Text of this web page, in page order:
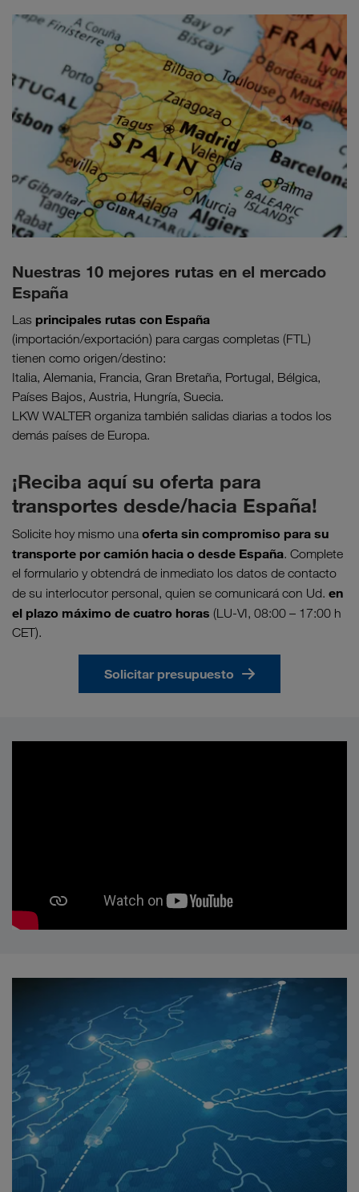
Nuestras 10 mejores rutas en el mercado
España
Las principales rutas con España
(importación/exportación) para cargas completas (FTL)
tienen como origen/destino:
Italia, Alemania, Francia, Gran Bretaña, Portugal, Bélgica,
Países Bajos, Austria, Hungría, Suecia.
LKW WALTER organiza también salidas diarias a todos los
demás países de Europa.
¡Reciba aquí su oferta para
transportes desde/hacia España!
Solicite hoy mismo una oferta sin compromiso para su
transporte por camión hacia o desde España. Complete
el formulario y obtendrá de inmediato los datos de contacto
de su interlocutor personal, quien se comunicará con Ud. en
el plazo máximo de cuatro horas (LU-VI, 08:00 – 17:00 h
CET).
Solicitar presupuesto